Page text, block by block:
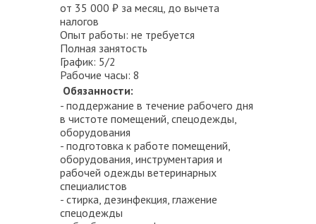
от 35 000 ₽ за месяц, до вычета
налогов
Опыт работы: не требуется
Полная занятость
График: 5/2
Рабочие часы: 8
Обязанности:
- поддержание в течение рабочего дня
в чистоте помещений, спецодежды,
оборудования
- подготовка к работе помещений,
оборудования, инструментария и
рабочей одежды ветеринарных
специалистов
- стирка, дезинфекция, глажение
спецодежды